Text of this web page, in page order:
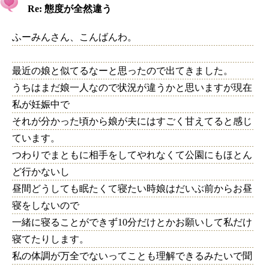
Re: 態度が全然違う
ふーみんさん、こんばんわ。
最近の娘と似てるなーと思ったので出てきました。
うちはまだ娘一人なので状況が違うかと思いますが現在
私が妊娠中で
それが分かった頃から娘が夫にはすごく甘えてると感じ
ています。
つわりでまともに相手をしてやれなくて公園にもほとん
ど行かないし
昼間どうしても眠たくて寝たい時娘はだいぶ前からお昼
寝をしないので
一緒に寝ることができず10分だけとかお願いして私だけ
寝てたりします。
私の体調が万全でないってことも理解できるみたいで聞